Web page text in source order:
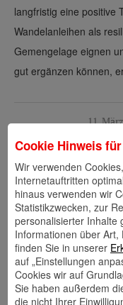
langfristig eine positive
Wandelanleihen als
Gemengelage eignen
gut ergänzen können,
11.
Suchen
Cookie Hinweis für
Wir verwenden
Internetauftritten
hinaus verwenden wir
Statistikzwecken, zur
personalisierter Inhalte
Informationen über
finden Sie in unserer
auf „Einstellungen
Cookies wir auf
Sie haben außerdem
die nicht Ihrer